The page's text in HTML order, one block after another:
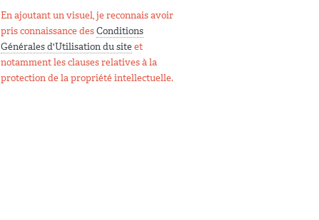
En ajoutant un visuel, je reconnais avoir
pris connaissance desConditions
Générales d'Utilisation du siteet
notamment les clauses relatives à la
protection de la propriété intellectuelle.